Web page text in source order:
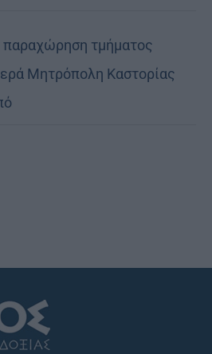
παραχώρηση τμήματος
Μητρόπολη Καστορίας